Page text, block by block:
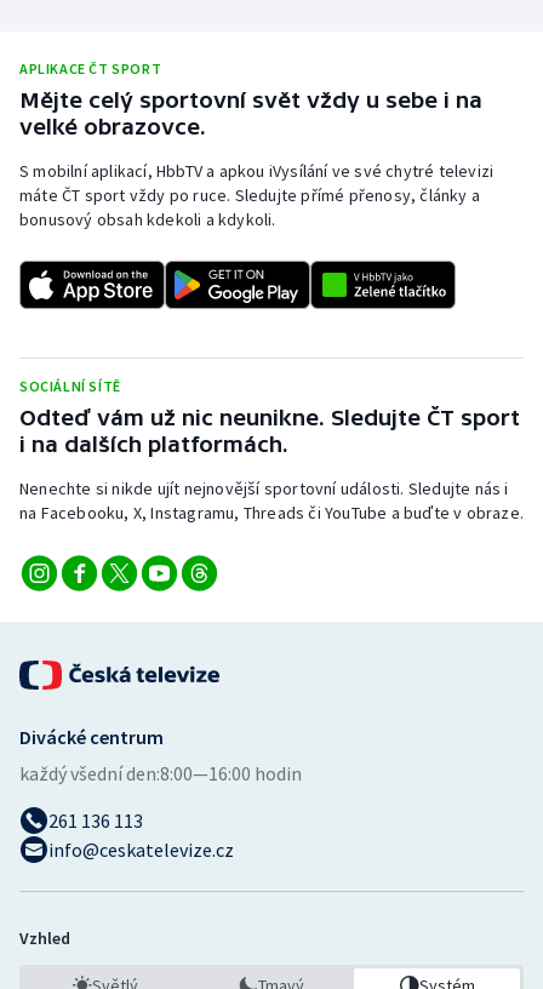
Plavání
Plážový volejbal
Ragby
Rychlobruslení
Rychlostní kanoistika
Sportovní střelba
Triatlon
Veslování
Volejbal
APLIKACE ČT SPORT
Mějte celý sportovní svět vždy u sebe i na
velké obrazovce.
S mobilní aplikací, HbbTV a apkou iVysílání ve své chytré televizi
máte ČT sport vždy po ruce. Sledujte přímé přenosy, články a
bonusový obsah kdekoli a kdykoli.
SOCIÁLNÍ SÍTĚ
Odteď vám už nic neunikne. Sledujte ČT sport
i na dalších platformách.
Nenechte si nikde ujít nejnovější sportovní události. Sledujte nás i
na Facebooku, X, Instagramu, Threads či YouTube a buďte v obraze.
Divácké centrum
každý všední den:8:00—16:00 hodin
261 136 113
info@ceskatelevize.cz
Vzhled